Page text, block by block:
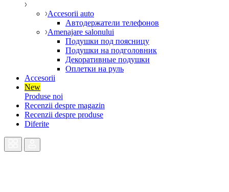
Accesorii auto
Автодержатели телефонов
Amenajare salonului
Подушки под поясницу
Подушки на подголовник
Декоративные подушки
Оплетки на руль
Accesorii
New
Produse noi
Recenzii despre magazin
Recenzii despre produse
Diferite